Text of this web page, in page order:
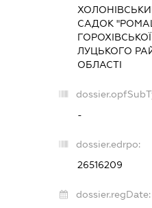
САДОК
ЛУЦЬКОГО
ОБЛАСТІ
-
dossier.edrpo:
26516209
dossier.regDate: